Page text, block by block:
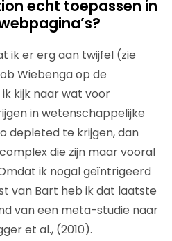
echt toepassen in
ik er erg aan twijfel (zie
Wiebenga op de
kijk naar wat voor
in wetenschappelijke
depleted te krijgen, dan
die zijn maar vooral
ik nogal geïntrigeerd
van Bart heb ik dat laatste
van een meta-studie naar
et al., (2010).